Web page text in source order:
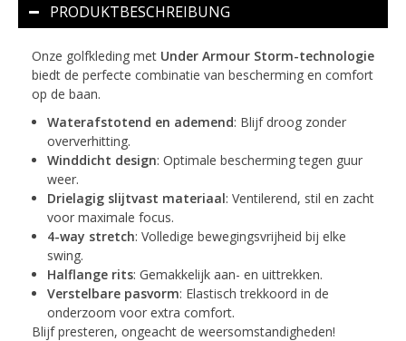
PRODUKTBESCHREIBUNG
Onze golfkleding met Under Armour Storm-technologie
biedt de perfecte combinatie van bescherming en comfort
op de baan.
Waterafstotend en ademend: Blijf droog zonder
oververhitting.
Winddicht design: Optimale bescherming tegen guur
weer.
Drielagig slijtvast materiaal: Ventilerend, stil en zacht
voor maximale focus.
4-way stretch: Volledige bewegingsvrijheid bij elke
swing.
Halflange rits: Gemakkelijk aan- en uittrekken.
Verstelbare pasvorm: Elastisch trekkoord in de
onderzoom voor extra comfort.
Blijf presteren, ongeacht de weersomstandigheden!